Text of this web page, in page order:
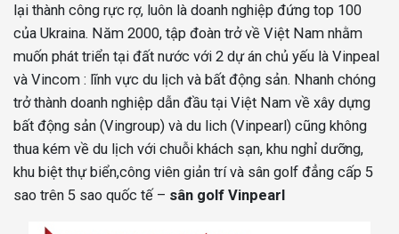
lại thành công rực rợ, luôn là doanh nghiệp đứng top 100
của Ukraina. Năm 2000, tập đoàn trở về Việt Nam nhằm
muốn phát triển tại đất nước với 2 dự án chủ yếu là Vinpeal
và Vincom : lĩnh vực du lịch và bất động sản. Nhanh chóng
trở thành doanh nghiệp dẫn đầu tại Việt Nam về xây dựng
bất động sản (Vingroup) và du lich (Vinpearl) cũng không
thua kém về du lịch với chuỗi khách sạn, khu nghỉ dưỡng,
khu biệt thự biển,công viên giản trí và sân golf đẳng cấp 5
sao trên 5 sao quốc tế – sân golf Vinpearl